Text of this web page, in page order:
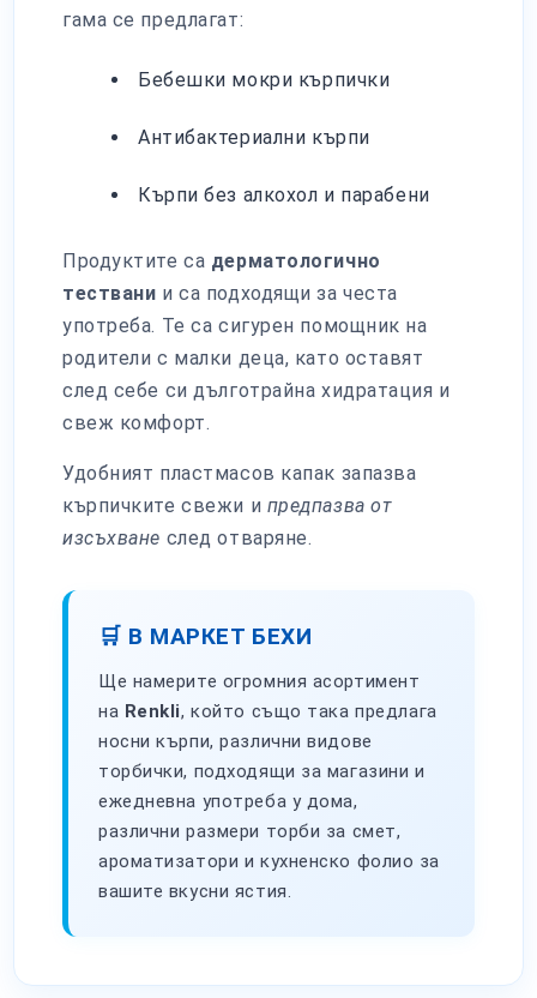
гама се предлагат:
Бебешки мокри кърпички
Антибактериални кърпи
Кърпи без алкохол и парабени
Продуктите са дерматологично
тествани и са подходящи за честа
употреба. Те са сигурен помощник на
родители с малки деца, като оставят
след себе си дълготрайна хидратация и
свеж комфорт.
Удобният пластмасов капак запазва
кърпичките свежи и предпазва от
изсъхване след отваряне.
🛒 В МАРКЕТ БЕХИ
Ще намерите огромния асортимент
на Renkli, който също така предлага
носни кърпи, различни видове
торбички, подходящи за магазини и
ежедневна употреба у дома,
различни размери торби за смет,
ароматизатори и кухненско фолио за
вашите вкусни ястия.